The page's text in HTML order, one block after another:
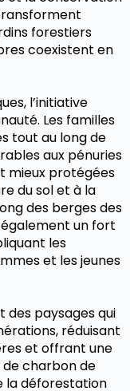
forestiers
coexistent en
l’initiative
Les familles
tout au long de
aux pénuries
mieux protégées
du sol et à la
des berges des
un fort
les
et les jeunes
paysages qui
réduisant
et offrant une
charbon de
la déforestation